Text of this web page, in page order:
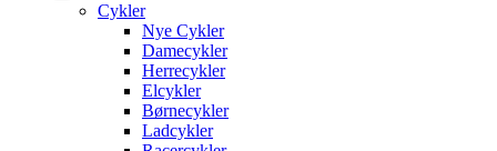
Cykler
Nye Cykler
Damecykler
Herrecykler
Elcykler
Børnecykler
Ladcykler